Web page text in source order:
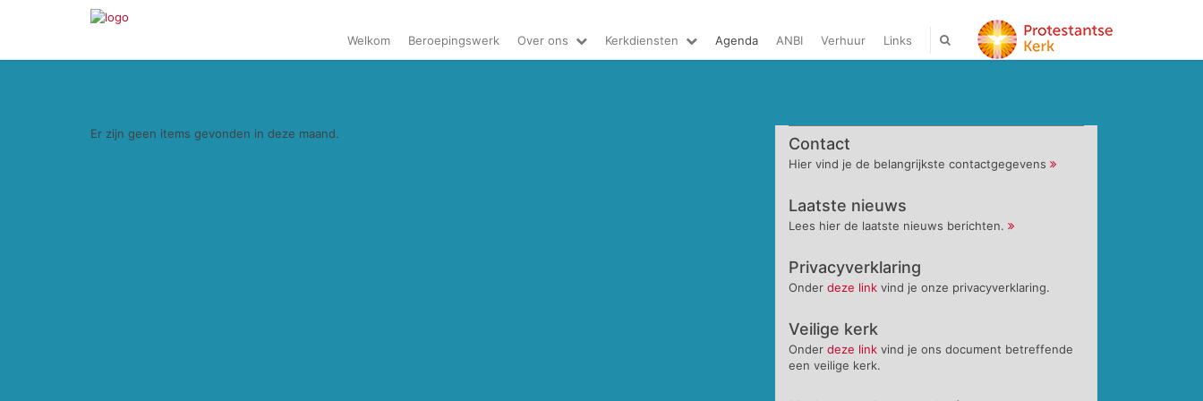
Welkom Beroepingswerk Over ons Kerkdiensten Agenda ANBI Verhuur Links
Er zijn geen items gevonden in deze maand.
Contact
Hier vind je de belangrijkste contactgegevens
Laatste nieuws
Lees hier de laatste nieuws berichten.
Privacyverklaring
Onderdeze link vind je onze privacyverklaring.
Veilige kerk
Onderdeze link vind je ons document betreffende
een veilige kerk.